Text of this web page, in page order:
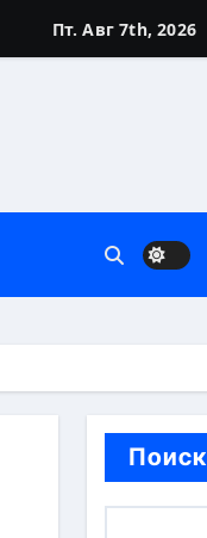
Пт. Авг 7th, 2026
Поиск